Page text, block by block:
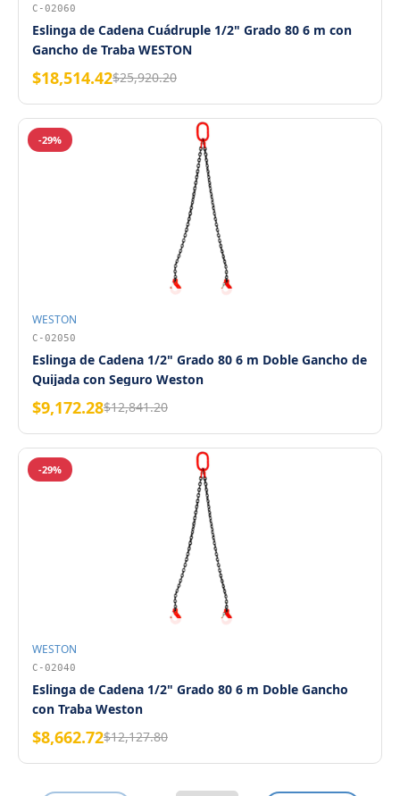
C-02060
Eslinga de Cadena Cuádruple 1/2" Grado 80 6 m con
Gancho de Traba WESTON
$18,514.42$25,920.20
-29%
WESTON
C-02050
Eslinga de Cadena 1/2" Grado 80 6 m Doble Gancho de
Quijada con Seguro Weston
$9,172.28$12,841.20
-29%
WESTON
C-02040
Eslinga de Cadena 1/2" Grado 80 6 m Doble Gancho
con Traba Weston
$8,662.72$12,127.80